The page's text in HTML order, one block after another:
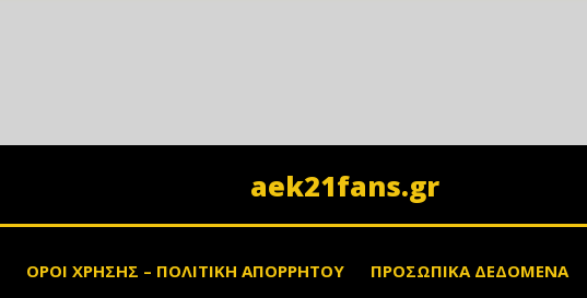
aek21fans.gr
ΟΡΟΙ ΧΡΗΣΗΣ – ΠΟΛΙΤΙΚΗ ΑΠΟΡΡΗΤΟΥ ΠΡΟΣΩΠΙΚΑ ΔΕΔΟΜΕΝΑ